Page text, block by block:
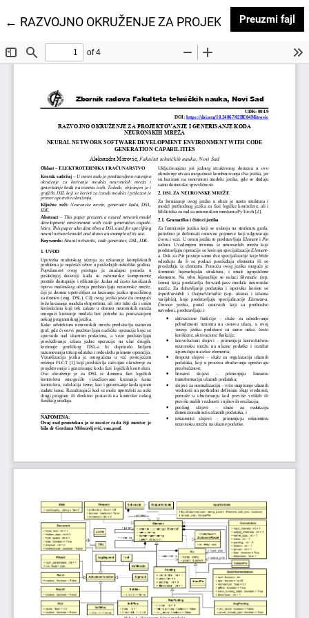
← Povratak na detalje članka
RAZVOJNO OKRUŽENJE ZA PROJEKTOVANJE I
Preuzmi fajl